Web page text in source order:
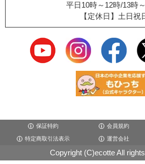
平日10時～12時/13時
【定休日】土日祝
保証特約 会員規約
特定商取引法表示 運営会社
Copyright (C)ecotte All